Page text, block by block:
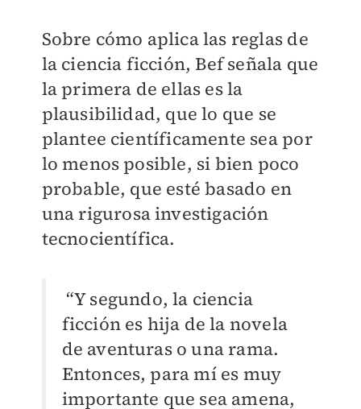
Sobre cómo aplica las reglas de
la ciencia ficción, Bef señala que
la primera de ellas es la
plausibilidad, que lo que se
plantee científicamente sea por
lo menos posible, si bien poco
probable, que esté basado en
una rigurosa investigación
tecnocientífica.
“Y segundo, la ciencia
ficción es hija de la novela
de aventuras o una rama.
Entonces, para mí es muy
importante que sea amena,